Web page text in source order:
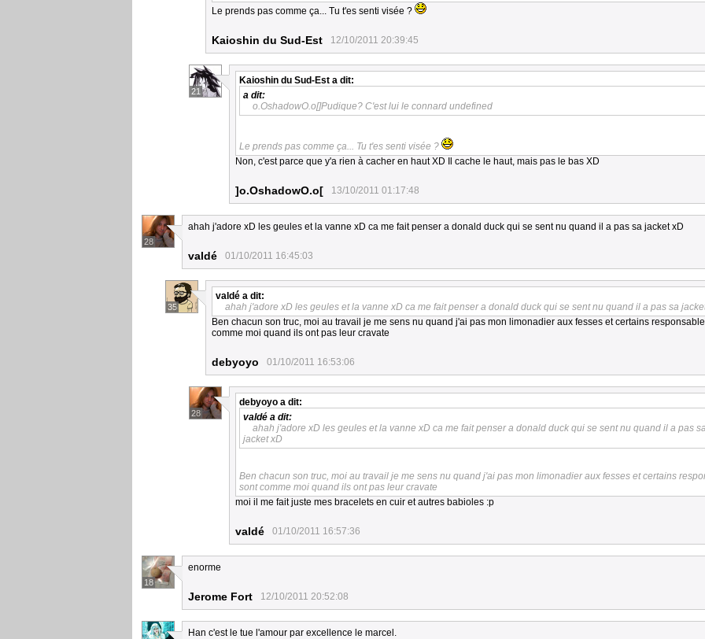
Le prends pas comme ça... Tu t'es senti visée ?
Kaioshin du Sud-Est 12/10/2011 20:39:45
21
Kaioshin du Sud-Est a dit:
a dit:
o.OshadowO.o[]Pudique? C'est lui le connard undefined
Le prends pas comme ça... Tu t'es senti visée ?
Non, c'est parce que y'a rien à cacher en haut XD Il cache le haut, mais pas le bas XD
]o.OshadowO.o[ 13/10/2011 01:17:48
28
ahah j'adore xD les geules et la vanne xD ca me fait penser a donald duck qui se sent nu quand il a pas sa jacket xD
valdé 01/10/2011 16:45:03
35
valdé a dit:
ahah j'adore xD les geules et la vanne xD ca me fait penser a donald duck qui se sent nu quand il a pas sa
Ben chacun son truc, moi au travail je me sens nu quand j'ai pas mon limonadier aux fesses et certains
comme moi quand ils ont pas leur cravate
debyoyo 01/10/2011 16:53:06
28
debyoyo a dit:
valdé a dit:
ahah j'adore xD les geules et la vanne xD ca me fait penser a donald duck qui se sent nu quand il a pas sa
jacket xD
Ben chacun son truc, moi au travail je me sens nu quand j'ai pas mon limonadier aux fesses et certains
sont comme moi quand ils ont pas leur cravate
moi il me fait juste mes bracelets en cuir et autres babioles :p
valdé 01/10/2011 16:57:36
18
enorme
Jerome Fort 12/10/2011 20:52:08
Han c'est le tue l'amour par excellence le marcel.